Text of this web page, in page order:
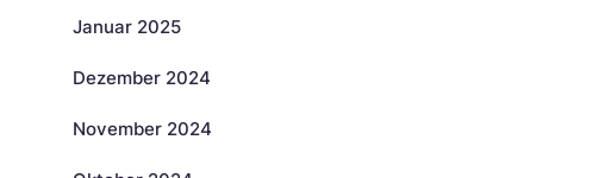
Januar 2025
Dezember 2024
November 2024